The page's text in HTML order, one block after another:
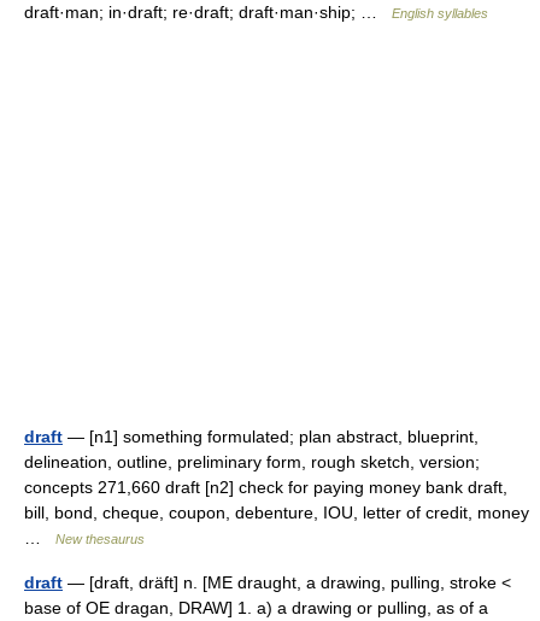
draft·man; in·draft; re·draft; draft·man·ship; …
English syllables
draft — [n1] something formulated; plan abstract, blueprint,
delineation, outline, preliminary form, rough sketch, version;
concepts 271,660 draft [n2] check for paying money bank draft,
bill, bond, cheque, coupon, debenture, IOU, letter of credit, money
New thesaurus
draft — [draft, dräft] n. [ME draught, a drawing, pulling, stroke <
base of OE dragan, DRAW] 1. a) a drawing or pulling, as of a